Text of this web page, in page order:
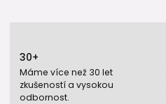
30+
Máme více než 30 let
zkušeností a vysokou
odbornost.